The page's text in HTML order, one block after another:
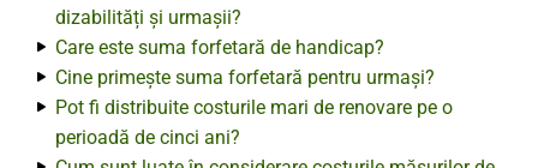
dizabilități și urmașii?
Care este suma forfetară de handicap?
Cine primește suma forfetară pentru urmași?
Pot fi distribuite costurile mari de renovare pe o
perioadă de cinci ani?